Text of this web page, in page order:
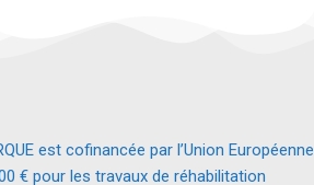
est cofinancée par l’Union Européenne
€ pour les travaux de réhabilitation